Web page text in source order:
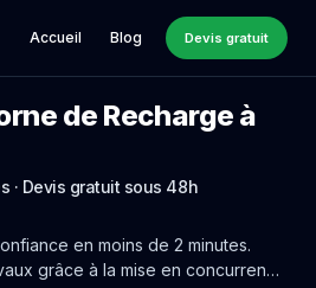
Accueil Blog Devis gratuit
de Recharge à
· Devis gratuit sous 48h
en moins de 2 minutes.
grâce à la mise en concurrence